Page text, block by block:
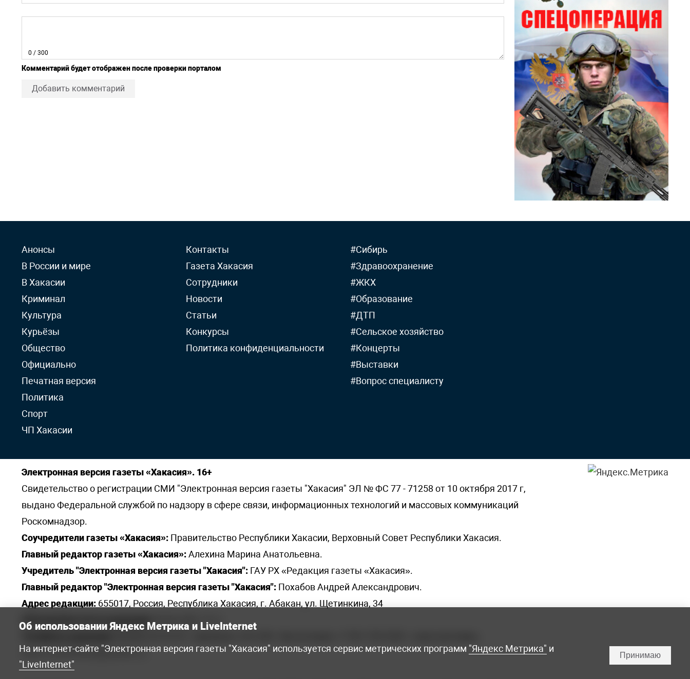
0 / 300
Комментарий будет отображен после проверки порталом
Добавить комментарий
Анонсы
В России и мире
В Хакасии
Криминал
Культура
Курьёзы
Общество
Официально
Печатная версия
Политика
Спорт
ЧП Хакасии
Контакты
Газета Хакасия
Сотрудники
Новости
Статьи
Конкурсы
Политика конфиденциальности
#Сибирь
#Здравоохранение
#ЖКХ
#Образование
#ДТП
#Сельское хозяйство
#Концерты
#Выставки
#Вопрос специалисту
Электронная версия газеты «Хакасия». 16+
Свидетельство о регистрации СМИ "Электронная версия газеты "Хакасия" ЭЛ № ФС 77 - 71258 от 10 октября 2017 г,
выдано Федеральной службой по надзору в сфере связи, информационных технологий и массовых коммуникаций
Роскомнадзор.
Соучредители газеты «Хакасия»: Правительство Республики Хакасии, Верховный Совет Республики Хакасия.
Главный редактор газеты «Хакасия»:Алехина Марина Анатольевна.
Учредитель "Электронная версия газеты "Хакасия": ГАУ РХ «Редакция газеты «Хакасия».
Главный редактор "Электронная версия газеты "Хакасия": Похабов Андрей Александрович.
Адрес редакции: 655017, Россия, Республика Хакасия, г. Абакан, ул. Щетинкина, 34
Электронная почта редакции: khakred@r-19.ru
elena.s.korotkowa@yandex.ru.
Об использовании Яндекс Метрика и LiveInternet
На интернет-сайте "Электронная версия газеты "Хакасия" используется сервис метрических программ "Яндекс Метрика" и
"LiveInternet"
Принимаю